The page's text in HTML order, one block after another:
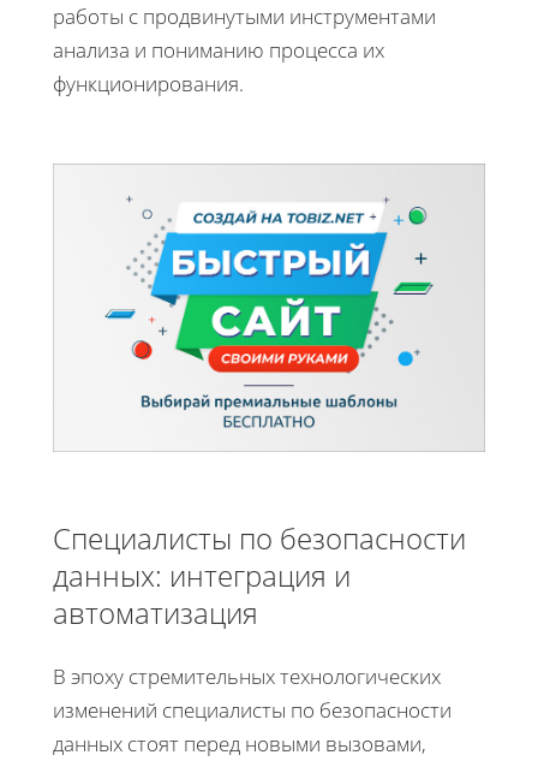
работы с продвинутыми инструментами
анализа и пониманию процесса их
функционирования.
Специалисты по безопасности
данных: интеграция и
автоматизация
В эпоху стремительных технологических
изменений специалисты по безопасности
данных стоят перед новыми вызовами,